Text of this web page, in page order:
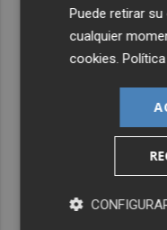
Puede retirar
cualquier
cookies.